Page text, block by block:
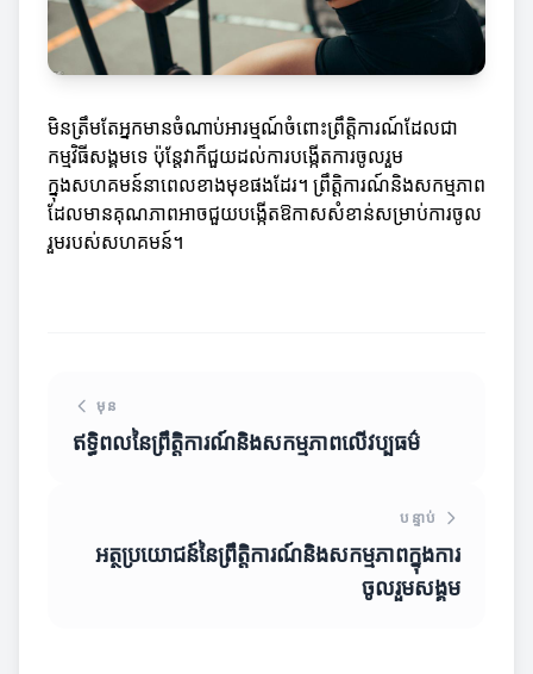
មិនត្រឹមតែអ្នកមានចំណាប់អារម្មណ៍ចំពោះព្រឹត្តិការណ៍ដែលជា
កម្មវិធីសង្គមទេ ប៉ុន្តែវាក៏ជួយដល់ការបង្កើតការចូលរួម
ក្នុងសហគមន៍នាពេលខាងមុខផងដែរ។ ព្រឹត្តិការណ៍និងសកម្មភាព
ដែលមានគុណភាពអាចជួយបង្កើតឱកាសសំខាន់សម្រាប់ការចូល
រួមរបស់សហគមន៍។
មុន
ឥទ្ធិពលនៃព្រឹត្តិការណ៍និងសកម្មភាពលើវប្បធម៌
បន្ទាប់
អត្ថប្រយោជន៍នៃព្រឹត្តិការណ៍និងសកម្មភាពក្នុងការ
ចូលរួមសង្គម